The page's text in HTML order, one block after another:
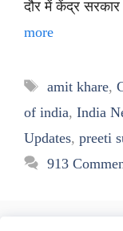
दौर में केंद्र
more
Tags
amit khare,
of india, India
Updates, preeti
913